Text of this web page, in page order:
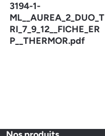
3194-1-
ML__AUREA_2_DUO_T
RI_7_9_12__FICHE_ER
P__THERMOR.pdf